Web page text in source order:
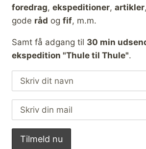
foredrag, ekspeditioner, artikler
gode råd og fif, m.m.
Samt få adgang til 30 min
ekspedition "Thule til Thule".